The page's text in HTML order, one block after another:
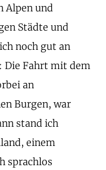
Alpen und
Städte und
noch gut an
Die Fahrt mit dem
an
Burgen, war
stand ich
einem
sprachlos